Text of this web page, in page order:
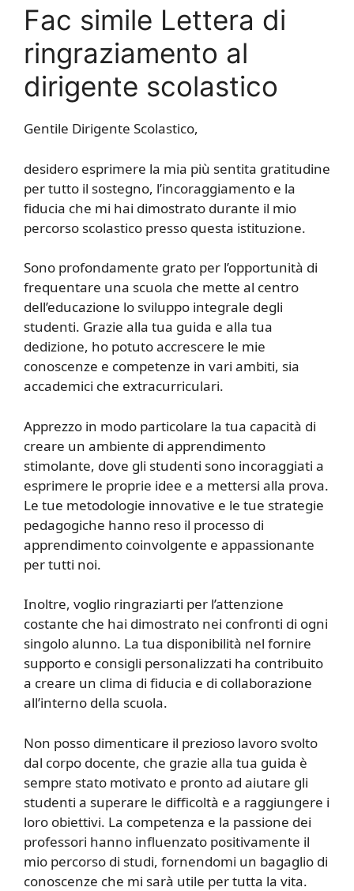
Fac simile Lettera di
ringraziamento al
dirigente scolastico
Gentile Dirigente Scolastico,
desidero esprimere la mia più sentita gratitudine
per tutto il sostegno, l’incoraggiamento e la
fiducia che mi hai dimostrato durante il mio
percorso scolastico presso questa istituzione.
Sono profondamente grato per l’opportunità di
frequentare una scuola che mette al centro
dell’educazione lo sviluppo integrale degli
studenti. Grazie alla tua guida e alla tua
dedizione, ho potuto accrescere le mie
conoscenze e competenze in vari ambiti, sia
accademici che extracurriculari.
Apprezzo in modo particolare la tua capacità di
creare un ambiente di apprendimento
stimolante, dove gli studenti sono incoraggiati a
esprimere le proprie idee e a mettersi alla prova.
Le tue metodologie innovative e le tue strategie
pedagogiche hanno reso il processo di
apprendimento coinvolgente e appassionante
per tutti noi.
Inoltre, voglio ringraziarti per l’attenzione
costante che hai dimostrato nei confronti di ogni
singolo alunno. La tua disponibilità nel fornire
supporto e consigli personalizzati ha contribuito
a creare un clima di fiducia e di collaborazione
all’interno della scuola.
Non posso dimenticare il prezioso lavoro svolto
dal corpo docente, che grazie alla tua guida è
sempre stato motivato e pronto ad aiutare gli
studenti a superare le difficoltà e a raggiungere i
loro obiettivi. La competenza e la passione dei
professori hanno influenzato positivamente il
mio percorso di studi, fornendomi un bagaglio di
conoscenze che mi sarà utile per tutta la vita.